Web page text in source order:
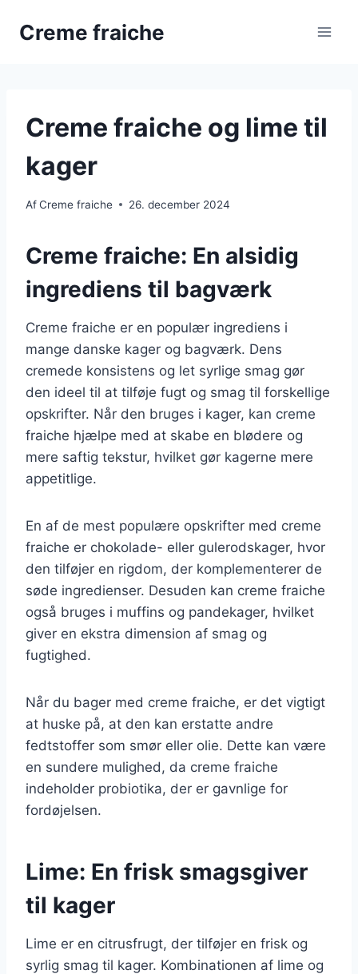
Creme fraiche
Creme fraiche og lime til
kager
AfCreme fraiche 26. december 2024
Creme fraiche: En alsidig
ingrediens til bagværk
Creme fraiche er en populær ingrediens i
mange danske kager og bagværk. Dens
cremede konsistens og let syrlige smag gør
den ideel til at tilføje fugt og smag til forskellige
opskrifter. Når den bruges i kager, kan creme
fraiche hjælpe med at skabe en blødere og
mere saftig tekstur, hvilket gør kagerne mere
appetitlige.
En af de mest populære opskrifter med creme
fraiche er chokolade- eller gulerodskager, hvor
den tilføjer en rigdom, der komplementerer de
søde ingredienser. Desuden kan creme fraiche
også bruges i muffins og pandekager, hvilket
giver en ekstra dimension af smag og
fugtighed.
Når du bager med creme fraiche, er det vigtigt
at huske på, at den kan erstatte andre
fedtstoffer som smør eller olie. Dette kan være
en sundere mulighed, da creme fraiche
indeholder probiotika, der er gavnlige for
fordøjelsen.
Lime: En frisk smagsgiver
til kager
Lime er en citrusfrugt, der tilføjer en frisk og
syrlig smag til kager. Kombinationen af lime og